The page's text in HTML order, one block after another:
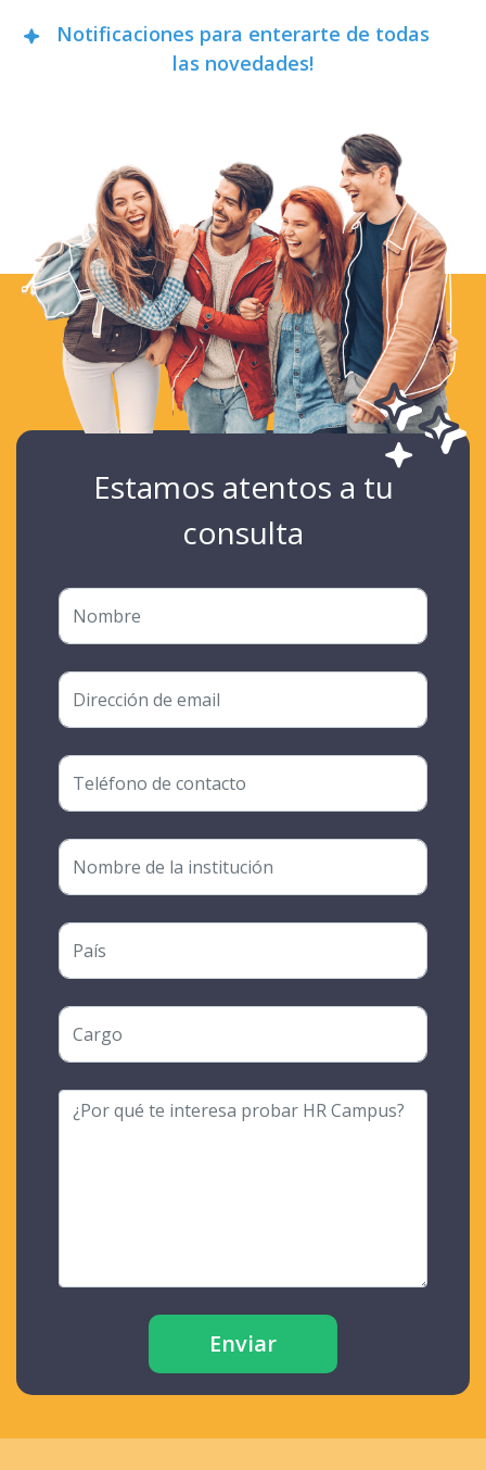
Notificaciones para enterarte de todas
las novedades!
Estamos atentos a tu
consulta